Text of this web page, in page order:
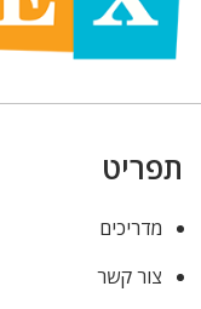
תפריט
מדריכים
צור קשר